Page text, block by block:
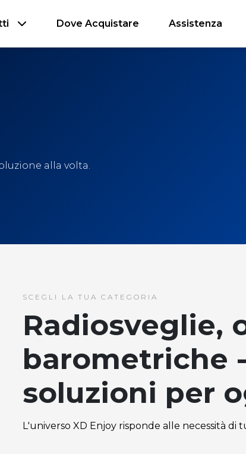
Dove Acquistare Assistenza
alla volta.
SCEGLI LA TUA CATEGORIA
Radiosveglie,
barometriche
soluzioni per
L'universo XD Enjoy risponde alle necessità di